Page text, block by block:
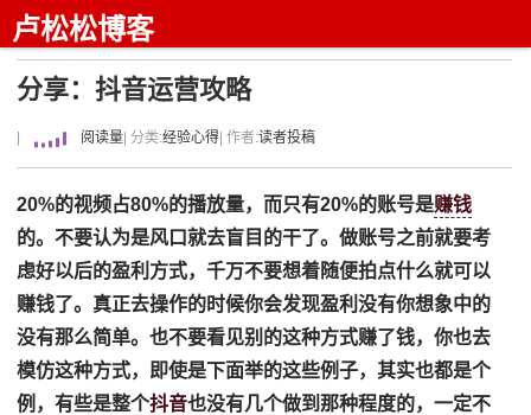
卢松松博客
分享：抖音运营攻略
阅读量 | 分类:经验心得 | 作者:读者投稿
20%的视频占80%的播放量，而只有20%的账号是赚钱
的。不要认为是风口就去盲目的干了。做账号之前就要考
虑好以后的盈利方式，千万不要想着随便拍点什么就可以
赚钱了。真正去操作的时候你会发现盈利没有你想象中的
没有那么简单。也不要看见别的这种方式赚了钱，你也去
模仿这种方式，即使是下面举的这些例子，其实也都是个
例，有些是整个抖音也没有几个做到那种程度的，一定不